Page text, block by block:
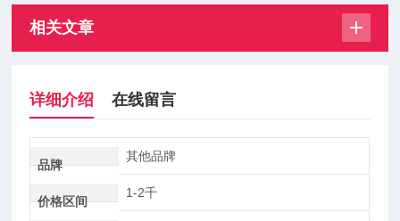
相关文章
详细介绍 在线留言
品牌
其他品牌
价格区间
1-2千